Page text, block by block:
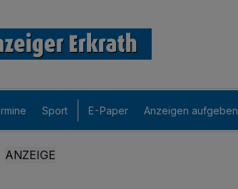
Sport E-Paper Anzeigen aufgeben